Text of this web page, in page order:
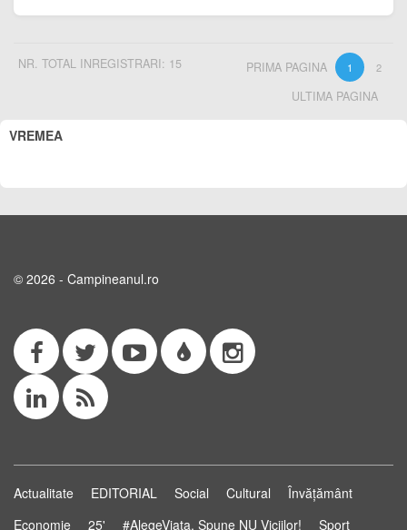
NR. TOTAL INREGISTRARI: 15 PRIMA PAGINA 1 2
ULTIMA PAGINA
VREMEA
© 2026 - Campineanul.ro
Actualitate EDITORIAL Social Cultural
Învățământ
Economie
25' #AlegeViața. Spune NU Viciilor! Sport